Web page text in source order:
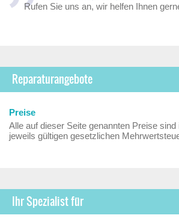
Rufen Sie uns an, wir helfen Ihnen
Reparaturangebote
Preise
Alle auf dieser Seite genannten Preise
jeweils gültigen gesetzlichen
Ihr Spezialist für